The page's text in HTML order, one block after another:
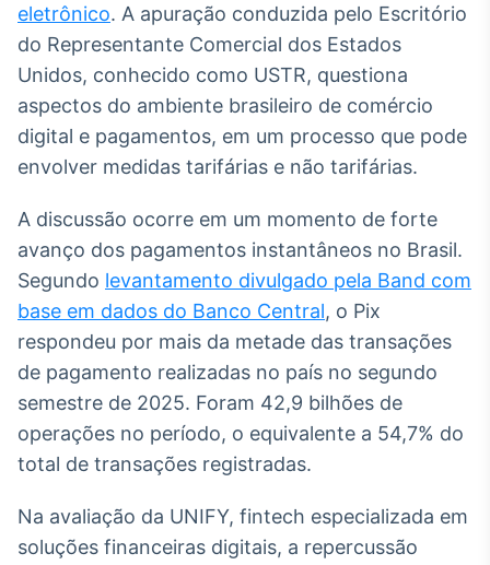
integração de
dados
Broadcast
Cotações e
headlines de
Widgets
Componentes
para conteúdos e
Broadcast
Wallboard
displays e telas
eletrônico. A apuração conduzida pelo Escritório
do Representante Comercial dos Estados
Unidos, conhecido como USTR, questiona
aspectos do ambiente brasileiro de comércio
digital e pagamentos, em um processo que pode
envolver medidas tarifárias e não tarifárias.
A discussão ocorre em um momento de forte
avanço dos pagamentos instantâneos no Brasil.
Segundo levantamento divulgado pela Band com
base em dados do Banco Central, o Pix
respondeu por mais da metade das transações
de pagamento realizadas no país no segundo
semestre de 2025. Foram 42,9 bilhões de
operações no período, o equivalente a 54,7% do
total de transações registradas.
Na avaliação da UNIFY, fintech especializada em
soluções financeiras digitais, a repercussão